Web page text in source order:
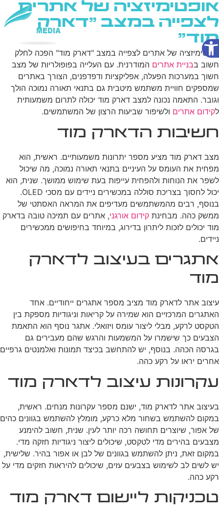
פתח סרגל נגישות
אופטימיזציה של אתרים
לצפייה במצב "דארק
מוד"
אופטימיזציה של אתרים לצפייה במצב "דארק מוד" הפכה לחלק
חשוב בבניית אתרים המודרנית. עם העלייה בפופולריות של מצב
חשוך במערכות הפעלה, אפליקציות ודפדפנים, הצורך באתרים
שמספקים חוויית משתמש מיטבית גם בתנאי תאורה נמוכה הולך
וגובר. התאמה נכונה למצב דארק מוד יכולה לתרום משמעותית
לקידום אתרים ולשיפור שביעות הרצון של המשתמשים.
חשיבות הדארק מוד
מצב דארק מוד מציע מספר יתרונות משמעותיים. ראשית, הוא
מפחית את העומס על העיניים בתנאי תאורה נמוכה, מה שיכול
לשפר את הנוחות ולהפחית עייפות בעת שימוש ממושך. שנית, הוא
יכול לחסוך בצריכת סוללה במכשירים ניידים עם מסכי OLED.
בנוסף, רבים מהמשתמשים מעדיפים את המראה האסתטי של
ממשק כהה. מבחינת קידום אורגני, אתרים עם תמיכה טובה בדארק
מוד יכולים לזכות ליתרון בדירוג, במיוחד בחיפושים ממכשירים
ניידים.
אתגרים בעיצוב לדארק
מוד
עיצוב אתר לדארק מוד מציב מספר אתגרים ייחודיים. אחד
האתגרים המרכזיים הוא שמירה על קריאות וניגודיות מספקת בין
הטקסט לרקע, מבלי ליצור עומס ויזואלי. אתגר נוסף הוא התאמת
הצבעים כך שישמרו על המשמעות והרגש שהם מעבירים גם
בגרסה הכהה. בנוסף, יש להתחשב בכיצד תמונות ואלמנטים גרפיים
אחרים יראו על רקע כהה.
עקרונות עיצוב לדארק מוד
בעיצוב אתר לדארק מוד, ישנם מספר עקרונות מנחים. ראשית,
במקום להשתמש בשחור מלא כרקע, מומלץ להשתמש בגוונים כהים
של אפור, שיוצרים תחושה רכה יותר לעין. שנית, חשוב להימנע
מצבעים בהירים מדי לטקסט, שיכולים ליצור ניגודיות חזקה מדי.
במקום זאת, ניתן להשתמש בגוונים של לבן או אפור בהיר. שלישית,
יש לשים לב לשימוש בצבעים עזים, שיכולים להיראות חזקים מדי על
רקע כהה.
טכניקות ליישום דארק מוד